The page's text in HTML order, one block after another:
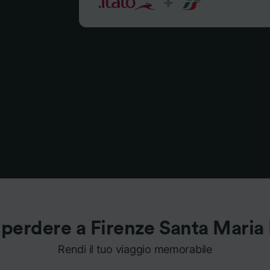
perdere a Firenze Santa
Rendi il tuo viaggio memorabile